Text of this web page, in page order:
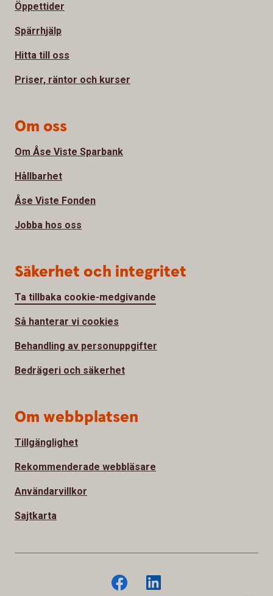
Öppettider
Spärrhjälp
Hitta till oss
Priser, räntor och kurser
Om oss
Om Åse Viste Sparbank
Hållbarhet
Åse Viste Fonden
Jobba hos oss
Säkerhet och integritet
Ta tillbaka cookie-medgivande
Så hanterar vi cookies
Behandling av personuppgifter
Bedrägeri och säkerhet
Om webbplatsen
Tillgänglighet
Rekommenderade webbläsare
Användarvillkor
Sajtkarta